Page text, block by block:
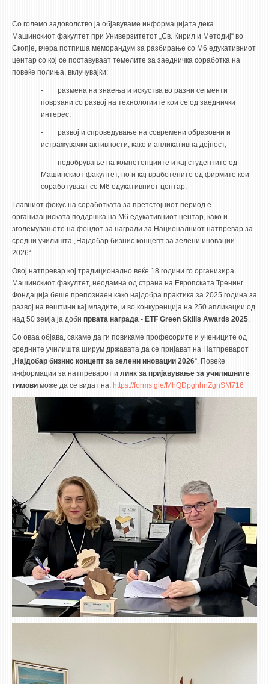
ASSISTANT PROFESSORS
ASSISTANTS
LECTORS
RETIRED STAFF
IN MEMORIAM
UNDERGRADUATE
POSTGRADUATE
INTERNATIONAL EXCHANGE
BULLETIN BOARD
STUDENT ISSUES
LIBRARY
DA VINCI MAGAZINE
CONTACT
NOTIFICATIONS
Со големо задоволство ја објавуваме информацијата дека
Машинскиот факултет при Универзитетот „Св. Кирил и Методиј“ во
Скопје, вчера потпиша меморандум за разбирање со М6 едукативниот
центар со кој се поставуваат темелите за заедничка соработка на
повеќе полиња, вклучувајќи:
- размена на знаења и искуства во разни сегменти
поврзани со развој на технологиите кои се од заеднички
интерес,
- развој и спроведување на современи образовни и
истражувачки активности, како и апликативна дејност,
- подобрување на компетенциите и кај студентите од
Машинскиот факултет, но и кај вработените од фирмите кои
соработуваат со М6 едукативниот центар.
Главниот фокус на соработката за претстојниот период е
организациската поддршка на М6 едукативниот центар, како и
зголемувањето на фондот за награди за Националниот натпревар за
средни училишта „Најдобар бизнис концепт за зелени иновации
2026“.
Овој натпревар кој традиционално веќе 18 години го организира
Машинскиот факултет, неодамна од страна на Европската Тренинг
Фондација беше препознаен како најдобра практика за 2025 година за
развој на вештини кај младите, и во конкуренција на 250 апликации од
над 50 земја ја доби првата награда - ETF Green Skills Awards 2025.
Со оваа објава, сакаме да ги повикаме професорите и учениците од
средните училишта ширум државата да се пријават на Натпреварот
„Најдобар бизнис концепт за зелени иновации 2026“. Повеќе
информации за натпреварот и линк за пријавување за училишните
тимови може да се видат на: https://forms.gle/MhQDpghhnZgnSM716